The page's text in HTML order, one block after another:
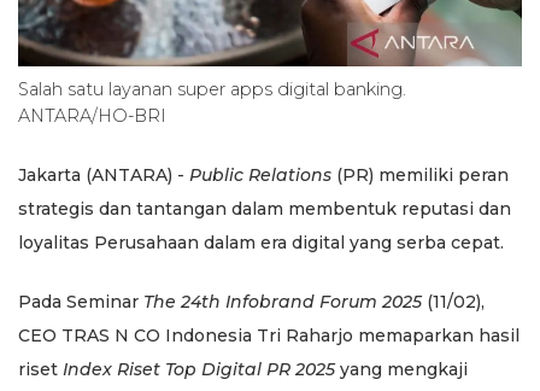
Salah satu layanan super apps digital banking.
ANTARA/HO-BRI
Jakarta (ANTARA) - Public Relations (PR) memiliki peran
strategis dan tantangan dalam membentuk reputasi dan
loyalitas Perusahaan dalam era digital yang serba cepat.
Pada Seminar The 24th Infobrand Forum 2025(11/02),
CEO TRAS N CO Indonesia Tri Raharjo memaparkan hasil
riset Index Riset Top Digital PR 2025yang mengkaji